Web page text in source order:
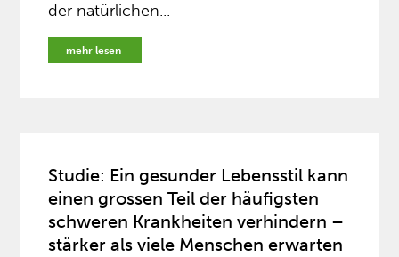
der natürlichen...
mehr lesen
Studie: Ein gesunder Lebensstil kann
einen grossen Teil der häufigsten
schweren Krankheiten verhindern –
stärker als viele Menschen erwarten